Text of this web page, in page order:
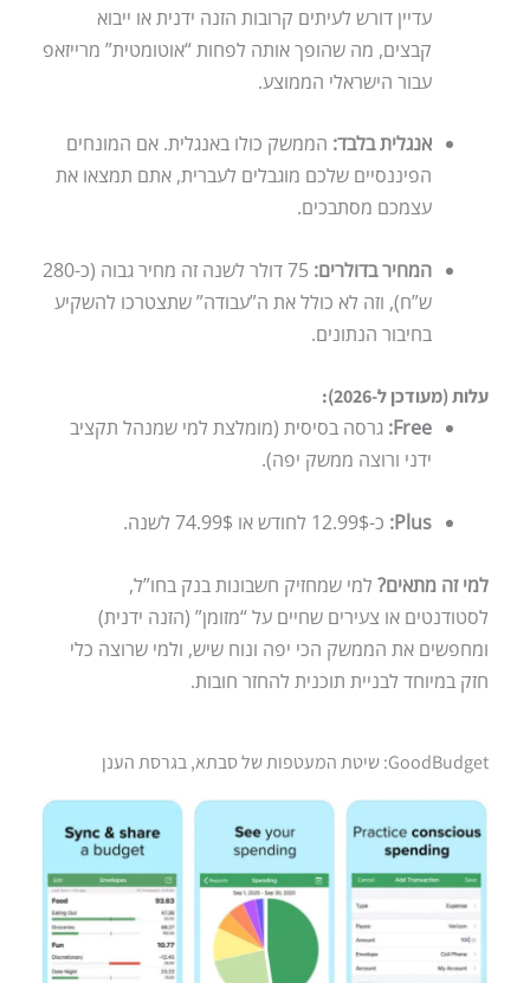
עדיין דורש לעיתים קרובות הזנה ידנית או ייבוא
קבצים, מה שהופך אותה לפחות “אוטומטית” מרייזאפ
עבור הישראלי הממוצע.
אנגלית בלבד: הממשק כולו באנגלית. אם המונחים
הפיננסיים שלכם מוגבלים לעברית, אתם תמצאו את
עצמכם מסתבכים.
המחיר בדולרים:
75 דולר לשנה זה מחיר גבוה (כ-280
ש”ח), וזה לא כולל את ה”עבודה” שתצטרכו להשקיע
בחיבור הנתונים.
עלות (מעודכן ל-2026):
Free: גרסה בסיסית (מומלצת למי שמנהל תקציב
ידני ורוצה ממשק יפה).
Plus: כ-12.99$ לחודש או 74.99$ לשנה.
למי זה מתאים?למי שמחזיק חשבונות בנק בחו”ל,
לסטודנטים או צעירים שחיים על “מזומן” (הזנה ידנית)
ומחפשים את הממשק הכי יפה ונוח שיש, ולמי שרוצה כלי
חזק במיוחד לבניית תוכנית להחזר חובות.
GoodBudget: שיטת המעטפות של סבתא, בגרסת הענן